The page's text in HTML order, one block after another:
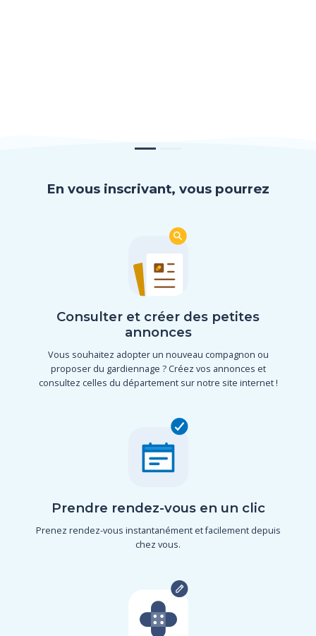
En vous inscrivant, vous pourrez
Consulter et créer des petites
annonces
Vous souhaitez adopter un nouveau compagnon ou
proposer du gardiennage ? Créez vos annonces et
consultez celles du département sur notre site internet !
Prendre rendez-vous en un clic
Prenez rendez-vous instantanément et facilement depuis
chez vous.